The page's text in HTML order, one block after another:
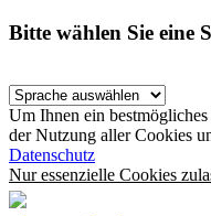
Bitte wählen Sie eine
Um Ihnen ein
der Nutzung aller Cookies
Datenschutz
Nur essenzielle Cookies